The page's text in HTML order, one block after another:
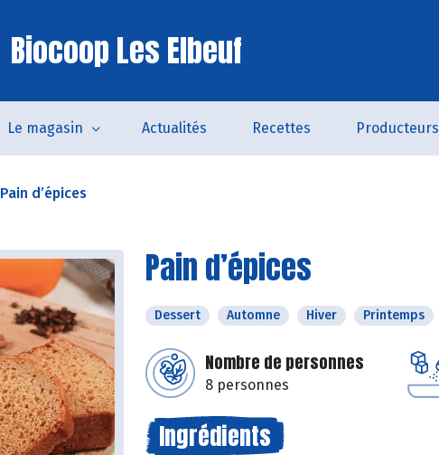
Biocoop Les Elbeuf
Le magasin Actualités Recettes Producteurs
Pain d’épices
Pain d’épices
Dessert Automne Hiver Printemps
Nombre de personnes
8 personnes
Ingrédients